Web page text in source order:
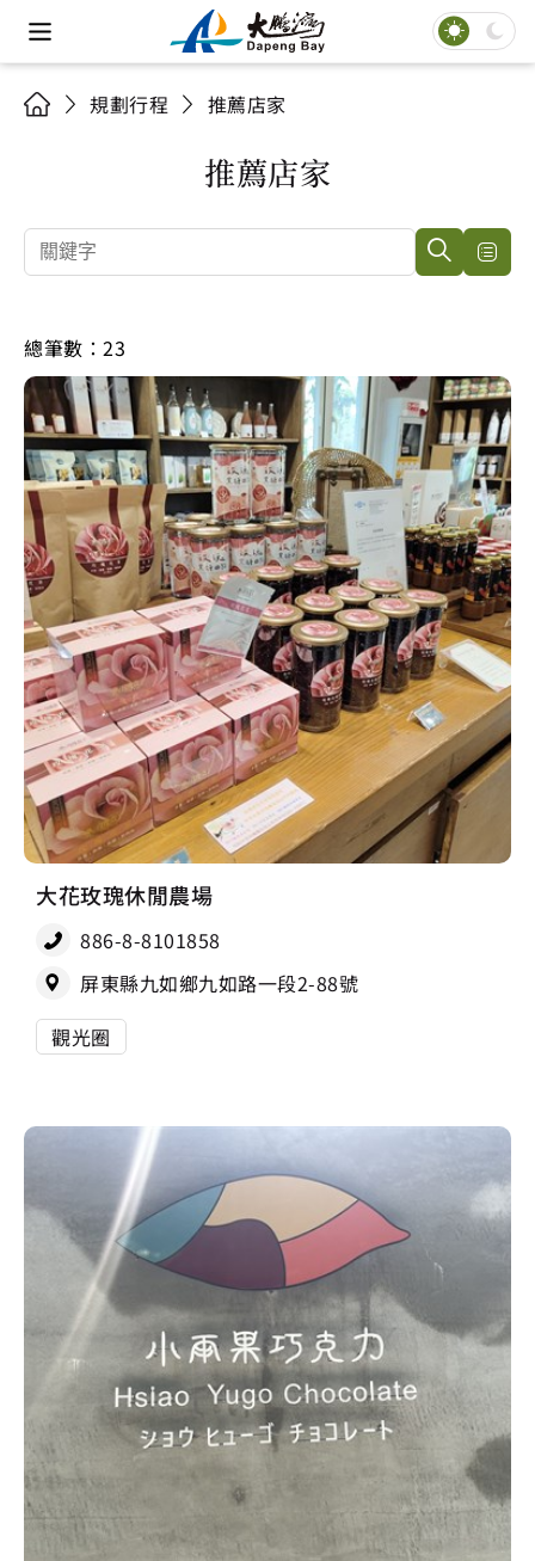
規劃行程 推薦店家
推薦店家
總筆數：23
大花玫瑰休閒農場
886-8-8101858
屏東縣九如鄉九如路一段2-88號
觀光圈